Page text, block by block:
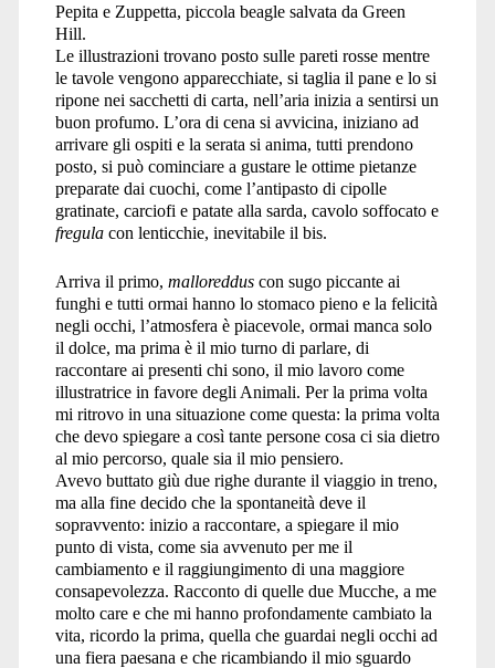
Pepita e Zuppetta, piccola beagle salvata da Green
Hill.
Le illustrazioni trovano posto sulle pareti rosse mentre
le tavole vengono apparecchiate, si taglia il pane e lo si
ripone nei sacchetti di carta, nell’aria inizia a sentirsi un
buon profumo. L’ora di cena si avvicina, iniziano ad
arrivare gli ospiti e la serata si anima, tutti prendono
posto, si può cominciare a gustare le ottime pietanze
preparate dai cuochi, come l’antipasto di cipolle
gratinate, carciofi e patate alla sarda, cavolo soffocato e
fregulacon lenticchie, inevitabile il bis.
Arriva il primo, malloredduscon sugo piccante ai
funghi e tutti ormai hanno lo stomaco pieno e la felicità
negli occhi, l’atmosfera è piacevole, ormai manca solo
il dolce, ma prima è il mio turno di parlare, di
raccontare ai presenti chi sono, il mio lavoro come
illustratrice in favore degli Animali. Per la prima volta
mi ritrovo in una situazione come questa: la prima volta
che devo spiegare a così tante persone cosa ci sia dietro
al mio percorso, quale sia il mio pensiero.
Avevo buttato giù due righe durante il viaggio in treno,
ma alla fine decido che la spontaneità deve il
sopravvento: inizio a raccontare, a spiegare il mio
punto di vista, come sia avvenuto per me il
cambiamento e il raggiungimento di una maggiore
consapevolezza. Racconto di quelle due Mucche, a me
molto care e che mi hanno profondamente cambiato la
vita, ricordo la prima, quella che guardai negli occhi ad
una fiera paesana e che ricambiando il mio sguardo